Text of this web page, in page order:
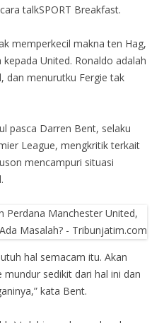
talkSPORT Breakfast.
memperkecil makna ten Hag,
United. Ronaldo adalah
dan menurutku Fergie tak
pasca Darren Bent, selaku
League, mengkritik terkait
mencampuri situasi
hal semacam itu. Akan
sedikit dari hal ini dan
kata Bent.